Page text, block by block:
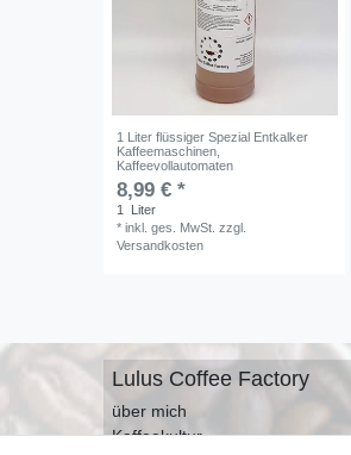
1 Liter flüssiger Spezial Entkalker
Kaffeemaschinen,
Kaffeevollautomaten
8,99 € *
1
Liter
*inkl. ges. MwSt. zzgl.
Versandkosten
Lulus Coffee Factory
über mich
Kaffeekultur